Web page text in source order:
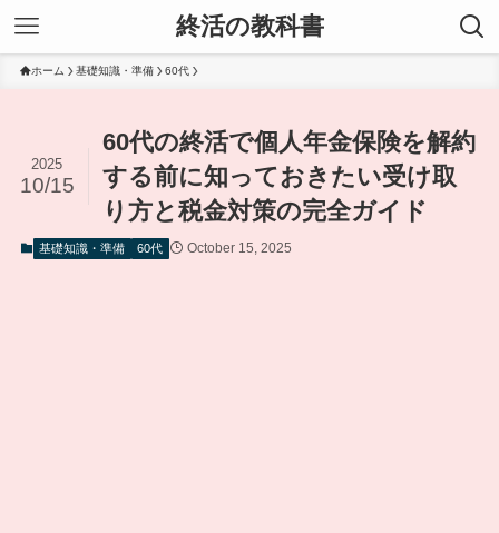
終活の教科書
ホーム 基礎知識・準備 60代
60代の終活で個人年金保険を解約
する前に知っておきたい受け取
り方と税金対策の完全ガイド
2025
10/15
基礎知識・準備 60代 October 15, 2025